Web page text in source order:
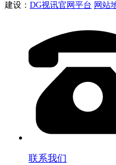
建设： DG视讯官网平台 网站
联系我们